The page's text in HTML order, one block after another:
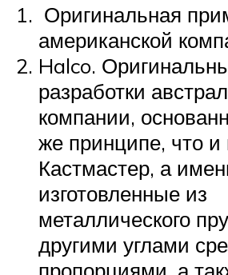
Оригинальная
американской
Halco.
разработки
компании,
же принципе, что
Кастмастер, а
изготовленные из
металлического
другими углами